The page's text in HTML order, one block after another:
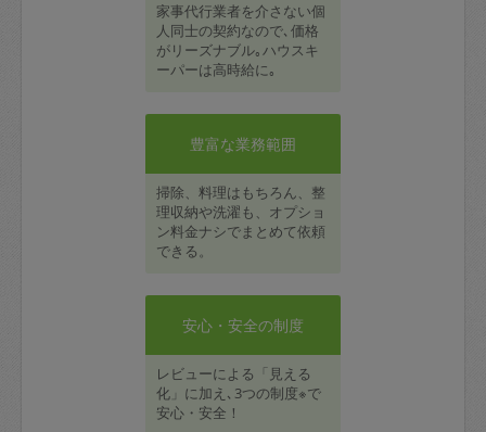
家事代行業者を介さない個
人同士の契約なので､価格
がリーズナブル｡ハウスキ
ーパーは高時給に｡
豊富な業務範囲
掃除、料理はもちろん、整
理収納や洗濯も、オプショ
ン料金ナシでまとめて依頼
できる。
安心・安全の制度
レビューによる「見える
化」に加え､3つの制度※で
安心・安全！